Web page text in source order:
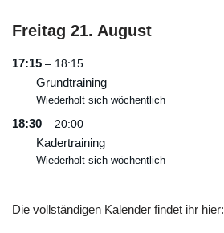
Freitag 21. August
17:15 – 18:15
Grundtraining
Wiederholt sich wöchentlich
18:30 – 20:00
Kadertraining
Wiederholt sich wöchentlich
Die vollständigen Kalender findet ihr hier: